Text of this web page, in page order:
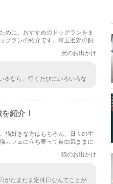
めに、おすすめのドッグランをま
グランの紹介です。埼玉近郊の飼
犬のお出かけ
るなら、行くたびにいろいろな
紹介！
猫好きな方はもちろん、日々の生
カフェに立ち寄って自由気ままに
猫のお出かけ
がたまたま定休日なんてことが